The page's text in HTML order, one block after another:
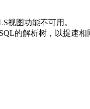
视图功能不可用。
的解析树，以提速